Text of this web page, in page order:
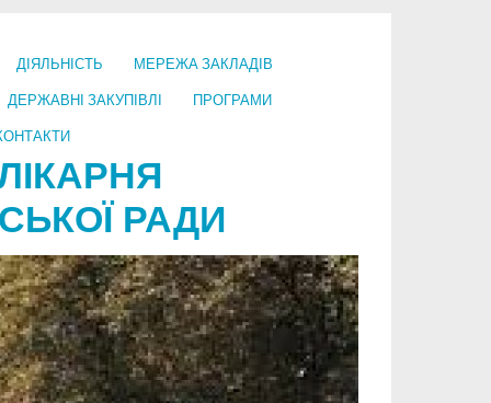
ДІЯЛЬНІСТЬ МЕРЕЖА ЗАКЛАДІВ
ДЕРЖАВНІ ЗАКУПІВЛІ ПРОГРАМИ
РАДИ